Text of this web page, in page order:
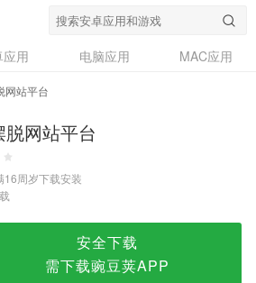
用 电脑应用
MAC应用
题
网站平台
脱网站平台
16周岁下载安装
安全下载
需下载豌豆荚APP